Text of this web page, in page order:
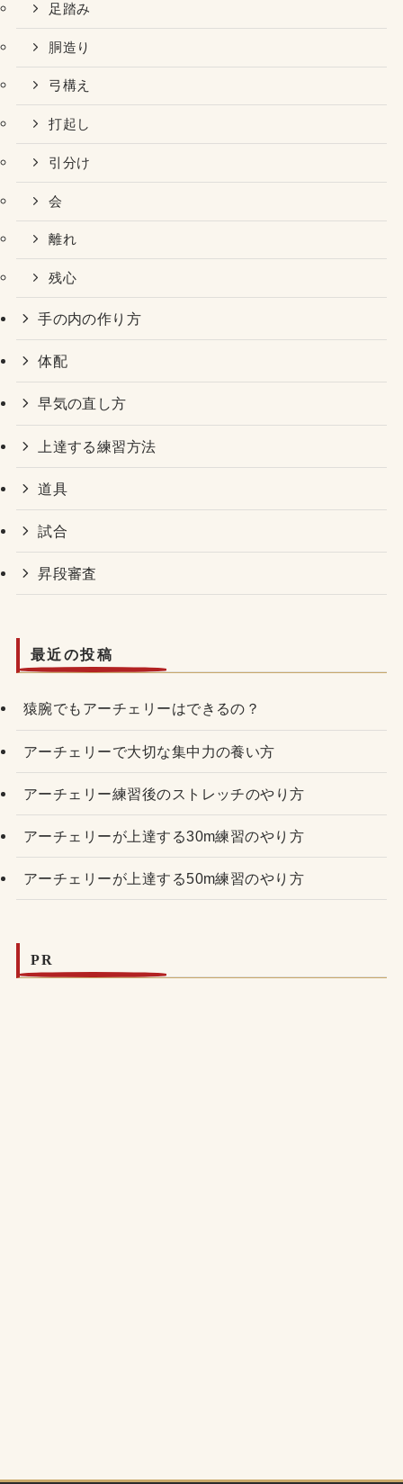
足踏み
胴造り
弓構え
打起し
引分け
会
離れ
残心
手の内の作り方
体配
早気の直し方
上達する練習方法
道具
試合
昇段審査
最近の投稿
猿腕でもアーチェリーはできるの？
アーチェリーで大切な集中力の養い方
アーチェリー練習後のストレッチのやり方
アーチェリーが上達する30m練習のやり方
アーチェリーが上達する50m練習のやり方
PR